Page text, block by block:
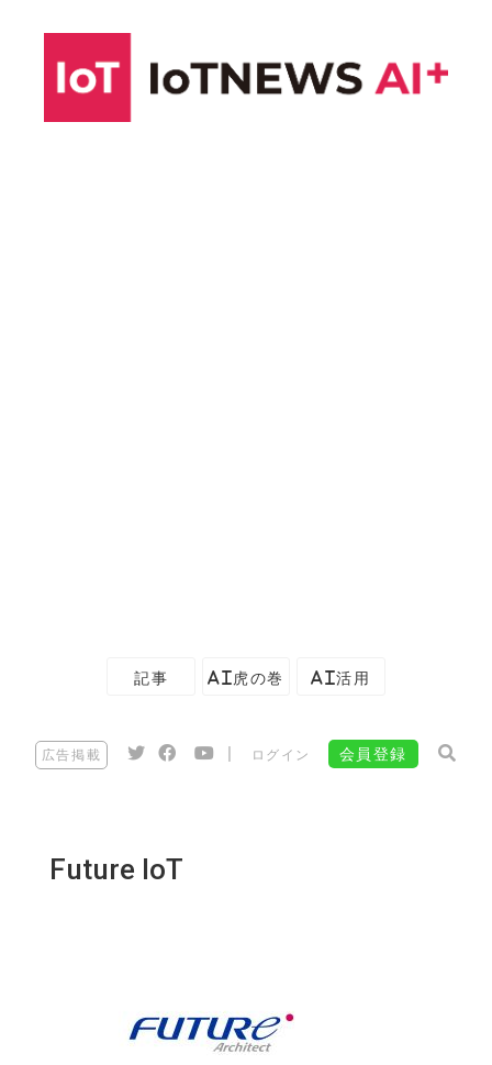
記事 AI虎の巻 AI活用
広告掲載 ログイン 会員登録
Future IoT